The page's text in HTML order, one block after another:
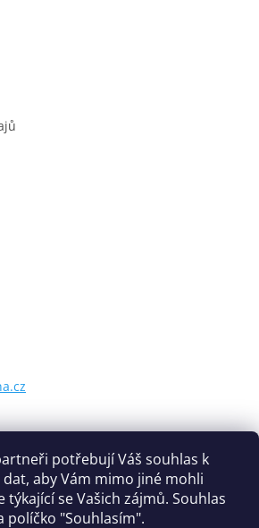
potřebují Váš souhlas k
aby Vám mimo jiné mohli
se Vašich zájmů. Souhlas
políčko "Souhlasím".